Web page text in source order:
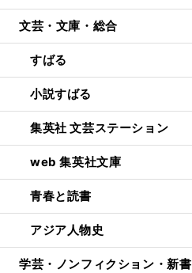
文芸・文庫・総合
すばる
小説すばる
集英社 文芸ステーション
web 集英社文庫
青春と読書
アジア人物史
学芸・ノンフィクション・新書